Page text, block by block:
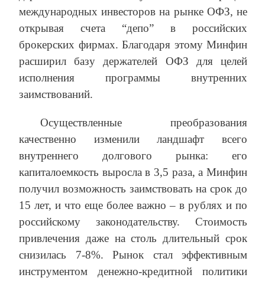
международных инвесторов на рынке ОФЗ, не
открывая счета “депо” в российских
брокерских фирмах. Благодаря этому Минфин
расширил базу держателей ОФЗ для целей
исполнения программы внутренних
заимствований.
Осуществленные преобразования
качественно изменили ландшафт всего
внутреннего долгового рынка: его
капиталоемкость выросла в 3,5 раза, а Минфин
получил возможность заимствовать на срок до
15 лет, и что еще более важно – в рублях и по
российскому законодательству. Стоимость
привлечения даже на столь длительный срок
снизилась 7-8%. Рынок стал эффективным
инструментом денежно-кредитной политики